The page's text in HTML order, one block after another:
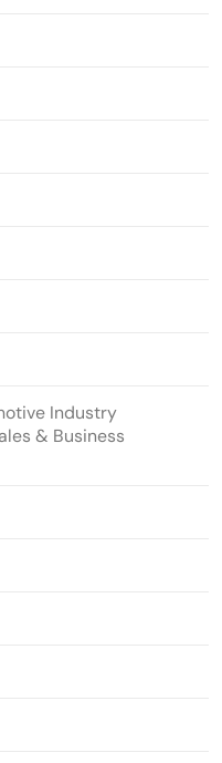
Industry
& Business